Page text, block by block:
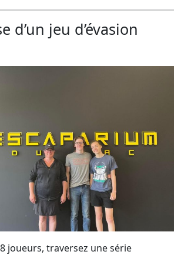
d’un jeu d’évasion
joueurs, traversez une série